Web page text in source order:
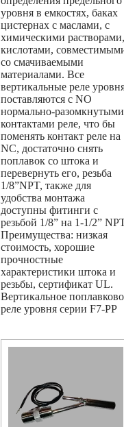
уровня в емкостях, баках
цистернах с маслами, с
химическими растворами,
кислотами,
со смачиваемыми
материалами. Все
вертикальные реле
поставляются с NO
нормально-разомкнутыми
контактами реле, что бы
поменять контакт реле на
NC, достаточно снять
поплавок со штока и
перевернуть его, резьба
1/8”NPT, также для
удобства монтажа
доступны фитинги с
резьбой 1/8” на 1-1/2”
Преимущества: низкая
стоимость, хорошие
прочностные
характеристики штока и
резьбы, сертификат UL.
Вертикальное
реле уровня серии F7-PP